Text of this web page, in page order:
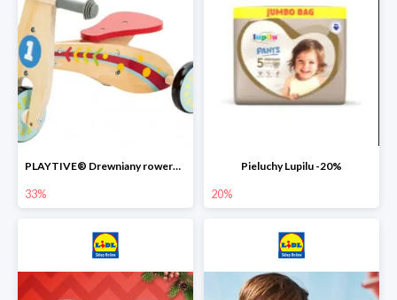
PLAYTIVE® Drewniany rowerek biegowy -33%
33%
Pieluchy Lupilu -20%
20%